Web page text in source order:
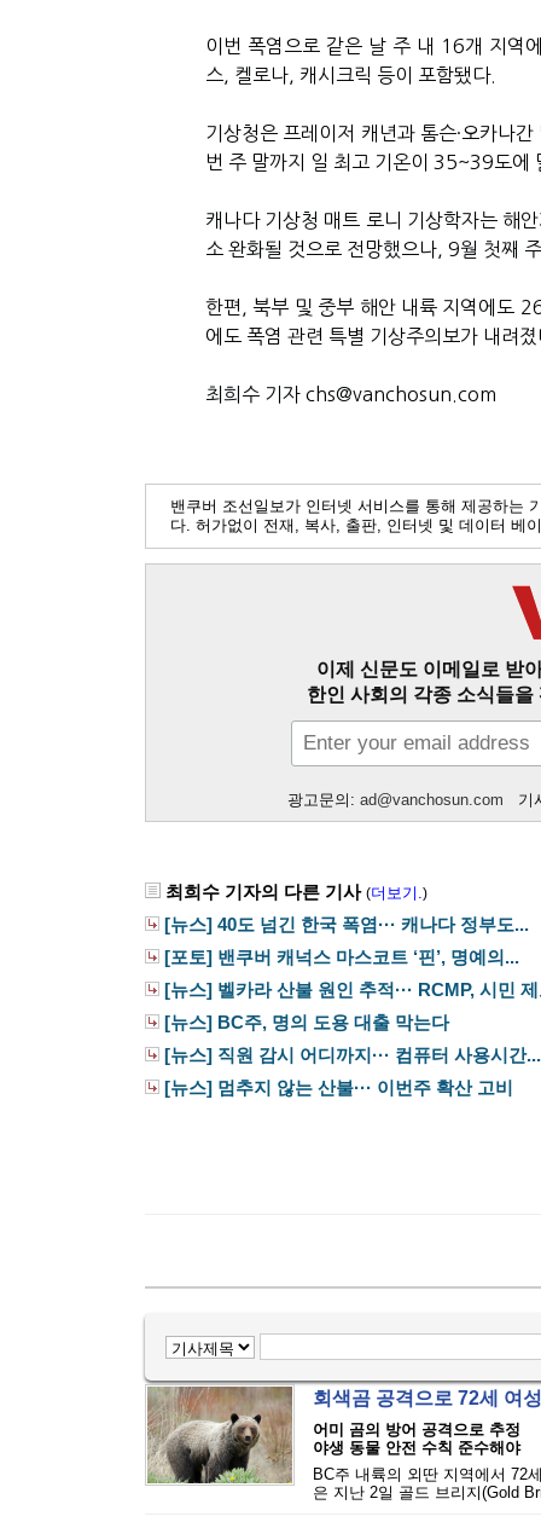
이번 폭염으로 같은 날 주 내 16개 지역
스, 켈로나, 캐시크릭 등이 포함됐다.
기상청은 프레이저 캐년과 톰슨·오카나
번 주 말까지 일 최고 기온이 35~39도에
캐나다 기상청 매트 로니 기상학자는 해
소 완화될 것으로 전망했으나, 9월 첫째
한편, 북부 및 중부 해안 내륙 지역에도
에도 폭염 관련 특별 기상주의보가 내려
최희수 기자 chs@vanchosun.com
밴쿠버 조선일보가 인터넷 서비스를 통해 제공하는
다. 허가없이 전재, 복사, 출판, 인터넷 및 데이터 베
이제 신문도 이메일로 받
한인 사회의 각종 소식들
광고문의: ad@vanchosun.com 기
최희수 기자의 다른 기사 (더보기.)
[뉴스] 40도 넘긴 한국 폭염··· 캐나다 정부도...
[포토] 밴쿠버 캐넉스 마스코트 ‘핀’, 명예의...
[뉴스] 벨카라 산불 원인 추적··· RCMP, 시민
[뉴스] BC주, 명의 도용 대출 막는다
[뉴스] 직원 감시 어디까지··· 컴퓨터 사용시간...
[뉴스] 멈추지 않는 산불··· 이번주 확산 고비
회색곰 공격으로 72세 여
어미 곰의 방어 공격으로 추정
야생 동물 안전 수칙 준수해야
BC주 내륙의 외딴 지역에서 72
은 지난 2일 골드 브리지(Gold